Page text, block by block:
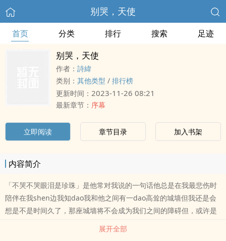
别哭，天使
首页 分类 排行 搜索 足迹
别哭，天使
作者： 詩緯
类别： 其他类型 / 排行榜
更新时间： 2023-11-26 08:21
最新章节： 序幕
立即阅读 章节目录 加入书架
内容简介
「不哭不哭眼泪是珍珠」是他常对我说的一句话他总是在我最悲伤时
陪伴在我shen边我知dao我和他之间有一dao高耸的城墙但我还是会
想是不是时间久了，那座城墙将不会成为我们之间的障碍但，或许是
我太天真，因为这gen本不可能如果有一天他将离开我，我以为我会
找新欢但，或许是我太懦弱因为，我就连想也会崩溃别离开我方禹桐?
展开全部